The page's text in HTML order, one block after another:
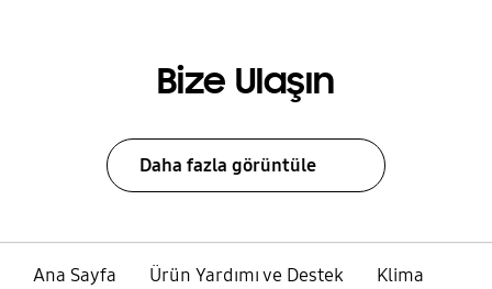
Bize Ulaşın
Daha fazla görüntüle
Ana Sayfa Ürün Yardımı ve Destek
Klima